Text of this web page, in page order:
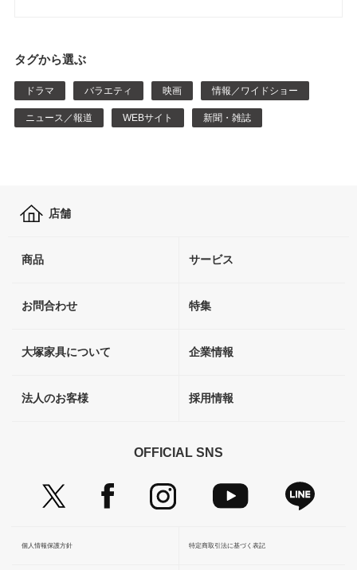
タグから選ぶ
ドラマ バラエティ 映画 情報／ワイドショー
ニュース／報道 WEBサイト 新聞・雑誌
店舗
商品 サービス
お問合わせ 特集
大塚家具について 企業情報
法人のお客様 採用情報
OFFICIAL SNS
個人情報保護方針 特定商取引法に基づく表記